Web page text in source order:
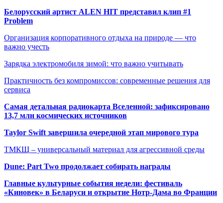
Белорусский артист ALEN HIT представил клип #1
Problem
Организация корпоративного отдыха на природе — что
важно учесть
Зарядка электромобиля зимой: что важно учитывать
Практичность без компромиссов: современные решения для
сервиса
Самая детальная радиокарта Вселенной: зафиксировано
13,7 млн космических источников
Taylor Swift завершила очередной этап мирового тура
ТМКЩ – универсальный материал для агрессивной среды
Dune: Part Two продолжает собирать награды
Главные культурные события недели: фестиваль
«Киновек» в Беларуси и открытие Нотр-Дама во Франции